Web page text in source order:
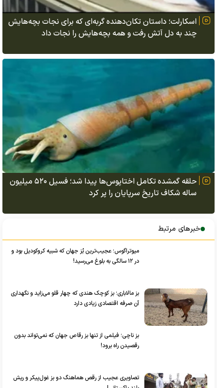
اسکارلت؛ داستان تکان‌دهنده گربه‌ای که برای نجات بچه‌هایش
چند به دل آتش رفت و همه بچه‌هایش را نجات داد
حلقه گمشده تکامل اختاپوس‌ها پیدا شد؛ فسیل ۵۲۰ میلیون
ساله شکاف تاریخ سرپایان را پر کرد
خبرهای مرتبط
میوتراگوس؛ عجیب‌ترین بُز جهان که شبیه کروکودیل بود و
در ۱۲ سالگی به بلوغ می‌رسید!
بز مالاباری؛ بز کوچک هندی که چهار قلو می‌زاید و نگهداری
آن صرفه اقتصادی زیادی دارد
بز ناچی؛ فیلمی از تنها بز رقاص جهان که نمی‌تواند بدون
رقصیدن راه برود!
تصاویری عجیب از رقص هماهنگ دو بز غول‌پیکر و ریش‌